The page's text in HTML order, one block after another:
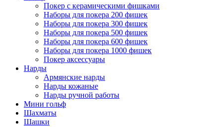
Покер с керамическими фишками
Наборы для покера 200 фишек
Наборы для покера 300 фишек
Наборы для покера 500 фишек
Наборы для покера 600 фишек
Наборы для покера 1000 фишек
Покер аксессуары
Нарды
Армянские нарды
Нарды кожаные
Нарды ручной работы
Мини гольф
Шахматы
Шашки